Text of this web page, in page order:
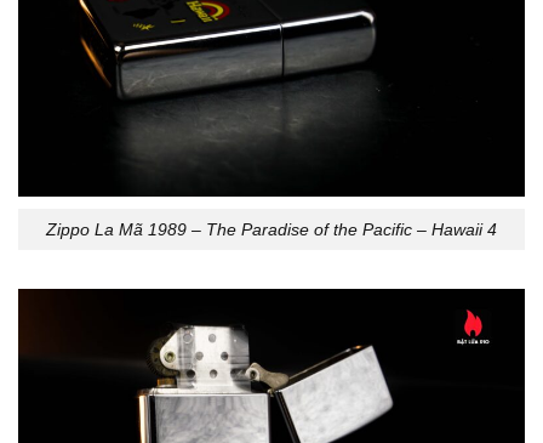
Zippo La Mã 1989 – The Paradise of the Pacific – Hawaii 4